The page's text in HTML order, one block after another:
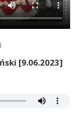
[9.06.2023]